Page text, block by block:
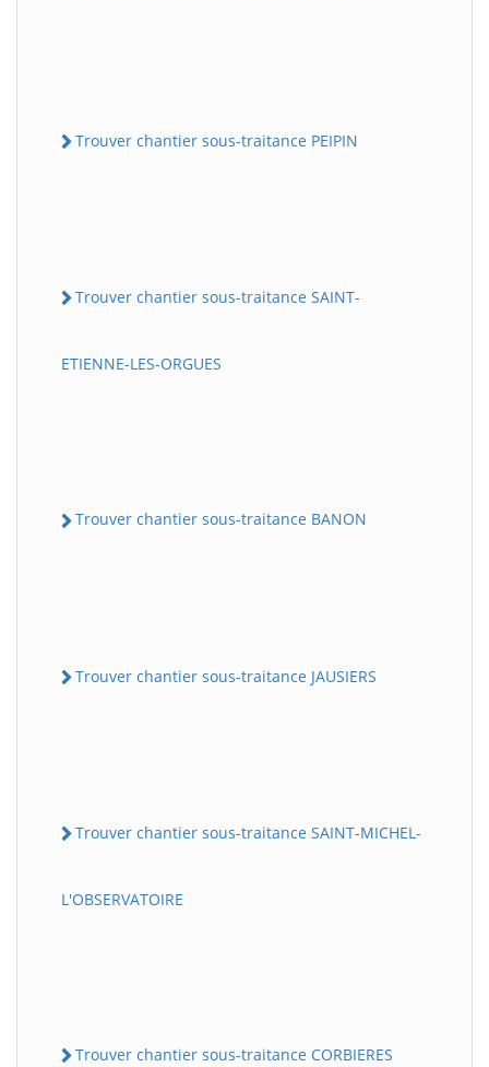
Trouver chantier sous-traitance PEIPIN
Trouver chantier sous-traitance SAINT-
ETIENNE-LES-ORGUES
Trouver chantier sous-traitance BANON
Trouver chantier sous-traitance JAUSIERS
Trouver chantier sous-traitance SAINT-MICHEL-
L'OBSERVATOIRE
Trouver chantier sous-traitance CORBIERES